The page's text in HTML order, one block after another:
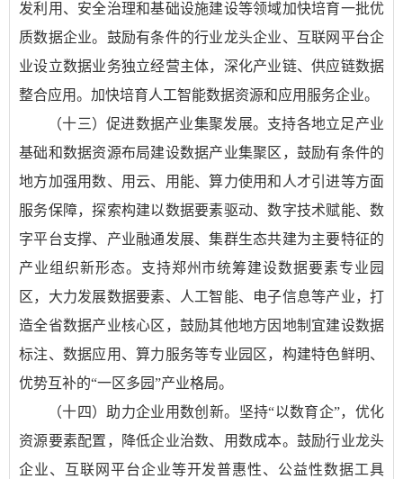
发利用、安全治理和基础设施建设等领域加快培育一批优
质数据企业。鼓励有条件的行业龙头企业、互联网平台企
业设立数据业务独立经营主体，深化产业链、供应链数据
整合应用。加快培育人工智能数据资源和应用服务企业。
（十三）促进数据产业集聚发展。支持各地立足产业
基础和数据资源布局建设数据产业集聚区，鼓励有条件的
地方加强用数、用云、用能、算力使用和人才引进等方面
服务保障，探索构建以数据要素驱动、数字技术赋能、数
字平台支撑、产业融通发展、集群生态共建为主要特征的
产业组织新形态。支持郑州市统筹建设数据要素专业园
区，大力发展数据要素、人工智能、电子信息等产业，打
造全省数据产业核心区，鼓励其他地方因地制宜建设数据
标注、数据应用、算力服务等专业园区，构建特色鲜明、
优势互补的“一区多园”产业格局。
（十四）助力企业用数创新。坚持“以数育企”，优化
资源要素配置，降低企业治数、用数成本。鼓励行业龙头
企业、互联网平台企业等开发普惠性、公益性数据工具